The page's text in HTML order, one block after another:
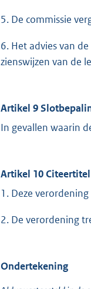
5. De commissie
6. Het advies van
zienswijzen van de
Artikel 9
In gevallen waarin
Artikel 10
1. Deze
2. De verordening
Ondertekening